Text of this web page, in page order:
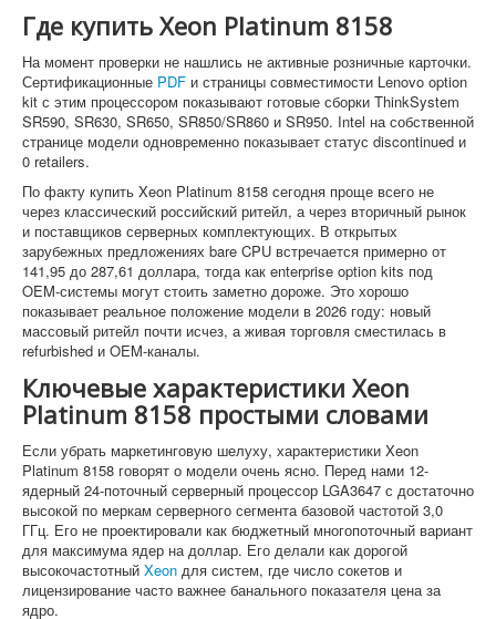
Где купить Xeon Platinum 8158
На момент проверки не нашлись не активные розничные карточки.
Сертификационные PDF и страницы совместимости Lenovo option
kit с этим процессором показывают готовые сборки ThinkSystem
SR590, SR630, SR650, SR850/SR860 и SR950. Intel на собственной
странице модели одновременно показывает статус discontinued и
0 retailers.
По факту купить Xeon Platinum 8158 сегодня проще всего не
через классический российский ритейл, а через вторичный рынок
и поставщиков серверных комплектующих. В открытых
зарубежных предложениях bare CPU встречается примерно от
141,95 до 287,61 доллара, тогда как enterprise option kits под
OEM-системы могут стоить заметно дороже. Это хорошо
показывает реальное положение модели в 2026 году: новый
массовый ритейл почти исчез, а живая торговля сместилась в
refurbished и OEM-каналы.
Ключевые характеристики Xeon
Platinum 8158 простыми словами
Если убрать маркетинговую шелуху, характеристики Xeon
Platinum 8158 говорят о модели очень ясно. Перед нами 12-
ядерный 24-поточный серверный процессор LGA3647 с достаточно
высокой по меркам серверного сегмента базовой частотой 3,0
ГГц. Его не проектировали как бюджетный многопоточный вариант
для максимума ядер на доллар. Его делали как дорогой
высокочастотный Xeon для систем, где число сокетов и
лицензирование часто важнее банального показателя цена за
ядро.